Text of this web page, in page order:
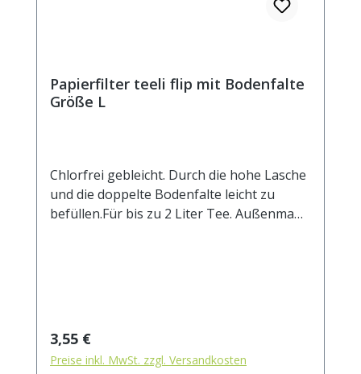
Papierfilter teeli flip mit Bodenfalte
Größe L
Chlorfrei gebleicht. Durch die hohe Lasche
und die doppelte Bodenfalte leicht zu
befüllen.Für bis zu 2 Liter Tee. Außenmaß
Regulärer Preis:
3,55 €
Preise inkl. MwSt. zzgl. Versandkosten